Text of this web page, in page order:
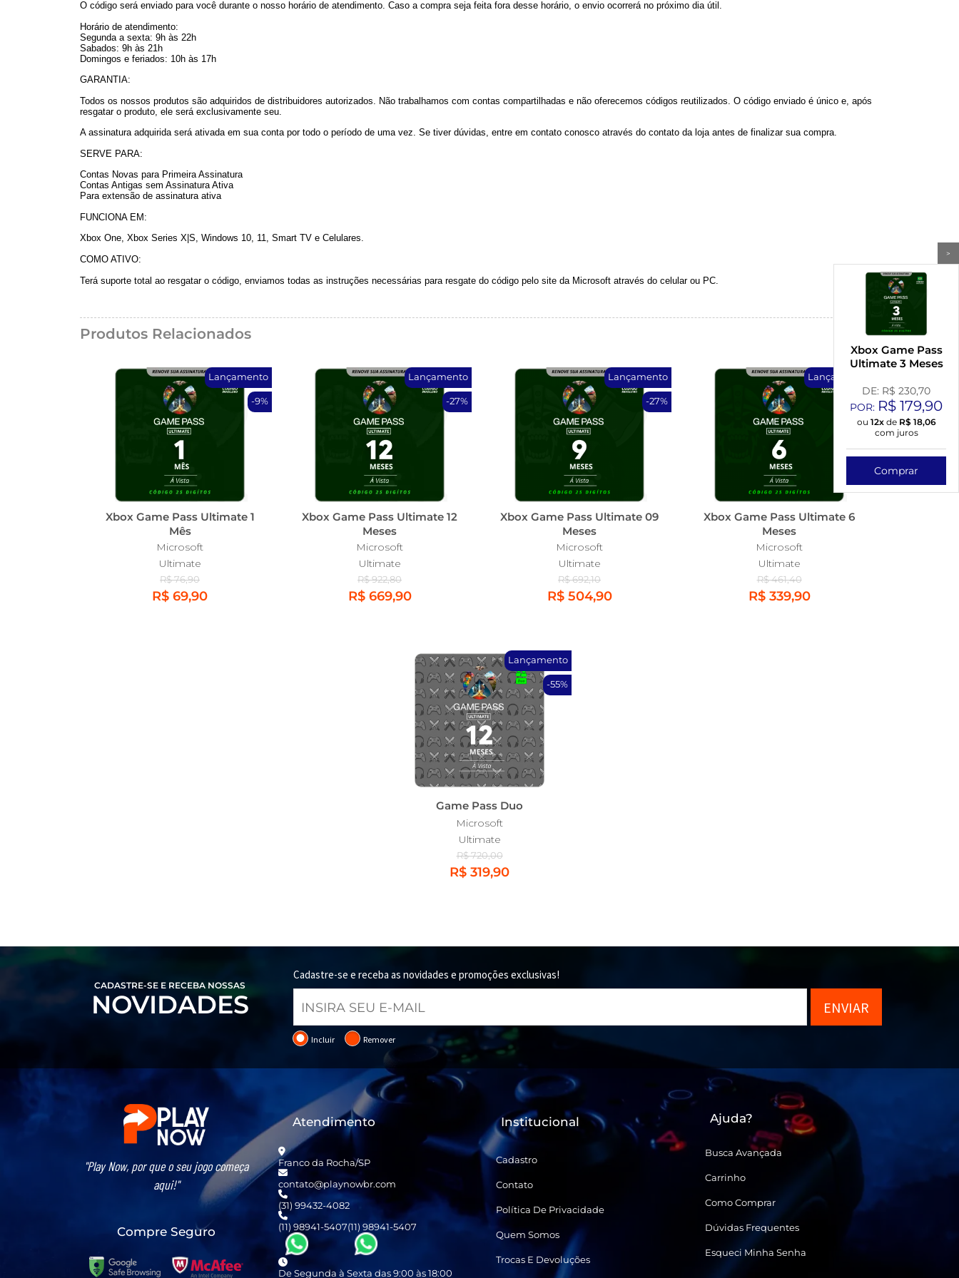
>
Xbox Game Pass
Ultimate 3 Meses
DE: R$ 230,70
POR: R$ 179,90
ou 12xde R$ 18,06
com juros
Comprar
O código será enviado para você durante o nosso horário de atendimento. Caso a compra seja feita fora desse horário, o envio ocorrerá no próximo dia útil.
Horário de atendimento:
Segunda a sexta: 9h às 22h
Sabados: 9h às 21h
Domingos e feriados: 10h às 17h
GARANTIA:
Todos os nossos produtos são adquiridos de distribuidores autorizados. Não trabalhamos com contas compartilhadas e não oferecemos códigos reutilizados. O código enviado é único e, após
resgatar o produto, ele será exclusivamente seu.
A assinatura adquirida será ativada em sua conta por todo o período de uma vez. Se tiver dúvidas, entre em contato conosco através do contato da loja antes de finalizar sua compra.
SERVE PARA:
Contas Novas para Primeira Assinatura
Contas Antigas sem Assinatura Ativa
Para extensão de assinatura ativa
FUNCIONA EM:
Xbox One, Xbox Series X|S, Windows 10, 11, Smart TV e Celulares.
COMO ATIVO:
Terá suporte total ao resgatar o código, enviamos todas as instruções necessárias para resgate do código pelo site da Microsoft através do celular ou PC.
Produtos Relacionados
Lançamento
-9%
Xbox Game Pass Ultimate 1
Mês
Microsoft
Ultimate
R$ 76,90
R$ 69,90
Lançamento
-27%
Xbox Game Pass Ultimate 12
Meses
Microsoft
Ultimate
R$ 922,80
R$ 669,90
Lançamento
-27%
Xbox Game Pass Ultimate 09
Meses
Microsoft
Ultimate
R$ 692,10
R$ 504,90
Lançamento
Xbox Game Pass Ultimate 6
Meses
Microsoft
Ultimate
R$ 461,40
R$ 339,90
Lançamento
-55%
Game Pass Duo
Microsoft
Ultimate
R$ 720,00
R$ 319,90
CADASTRE-SE E RECEBA NOSSAS
NOVIDADES
Cadastre-se e receba as novidades e promoções exclusivas!
ENVIAR
Incluir Remover
"Play Now, por que o seu jogo começa
aqui!"
Compre Seguro
Atendimento
Franco da Rocha/SP
contato@playnowbr.com
(31) 99432-4082
(11) 98941-5407(11) 98941-5407
De Segunda à Sexta das 9:00 às 18:00
Institucional
Cadastro
Contato
Política De Privacidade
Quem Somos
Trocas E Devoluções
Ajuda?
Busca Avançada
Carrinho
Como Comprar
Dúvidas Frequentes
Esqueci Minha Senha